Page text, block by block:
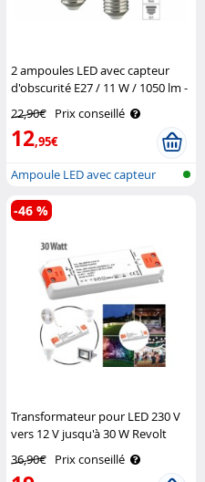
2 ampoules LED avec capteur
d'obscurité E27 / 11 W / 1050 lm -
blanc chaud Luminea
22,90€ Prix conseillé
12,95€
Ampoule LED avec capteur
crépuscula..
Transformateur pour LED 230 V
vers 12 V jusqu'à 30 W Revolt
36,90€ Prix conseillé
-46 %